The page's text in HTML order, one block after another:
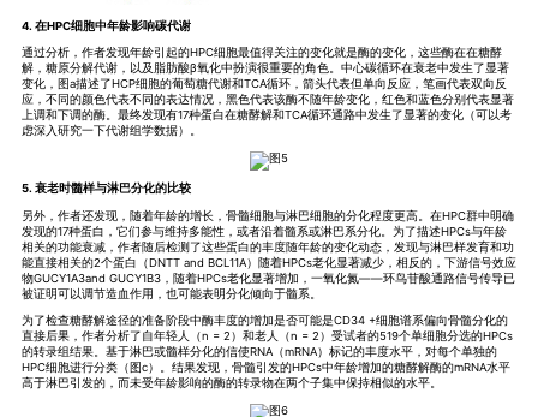
4. 在HPC细胞中年龄影响碳代谢
通过分析，作者发现年龄引起的HPC细胞最值得关注的变化就是酶的变化，这些酶在在糖酵
解，糖原分解代谢，以及脂肪酸β氧化中扮演很重要的角色。中心碳循环在衰老中发生了显著
变化，图a描述了HCP细胞的葡萄糖代谢和TCA循环，箭头代表但单向反应，笔画代表双向反
应，不同的颜色代表不同的表达情况，黑色代表该酶不随年龄变化，红色和蓝色分别代表显著
上调和下调的酶。最终发现有17种蛋白在糖酵解和TCA循环通路中发生了显著的变化（可以考
虑深入研究一下代谢组学数据）。
5. 衰老时髓样与淋巴分化的比较
另外，作者还发现，随着年龄的增长，骨髓细胞与淋巴细胞的分化程度更高。在HPC群中明确
发现的17种蛋白，它们参与维持多能性，或者沿着髓系或淋巴系分化。为了描述HPCs与年龄
相关的功能衰减，作者随后检测了这些蛋白的丰度随年龄的变化动态，发现与淋巴样发育和功
能直接相关的2个蛋白（DNTT and BCL11A）随着HPCs老化显著减少，相反的，下游信号效应
物GUCY1A3and GUCY1B3，随着HPCs老化显著增加，一氧化氮——环鸟苷酸通路信号传导已
被证明可以调节造血作用，也可能表明分化倾向于髓系。
为了检查糖酵解途径的准备阶段中酶丰度的增加是否可能是CD34 +细胞谱系偏向骨髓分化的
直接后果，作者分析了自年轻人（n = 2）和老人（n = 2）受试者的519个单细胞分选的HPCs
的转录组结果。基于淋巴或髓样分化的信使RNA（mRNA）标记的丰度水平，对每个单独的
HPC细胞进行分类（图c）。结果发现，骨髓引发的HPCs中年龄增加的糖酵解酶的mRNA水平
高于淋巴引发的，而未受年龄影响的酶的转录物在两个子集中保持相似的水平。